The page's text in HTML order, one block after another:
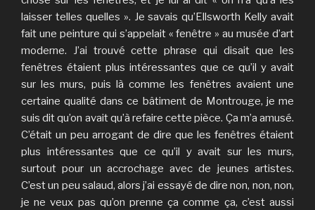
laisser telles quelles ». Je savais qu’Ellsworth Kelly avait
fait une peinture qui s’appelait « fenêtre » au musée d’art
moderne. J’ai trouvé cette phrase qui disait que les
fenêtres étaient plus intéressantes que ce qu’il y avait
sur les murs, puis là comme les fenêtres avaient une
certaine qualité dans ce bâtiment de Montrouge, je me
suis dit qu’on avait qu’à refaire cette pièce. Ça m’a amusé.
C’était un peu arrogant de dire que les fenêtres étaient
plus intéressantes que ce qu’il y avait sur les murs,
surtout pour un accrochage avec de jeunes artistes.
C’est un peu salaud, alors j’ai essayé de dire non, non, non,
je ne veux pas qu’on prenne ça comme ça, c’est aussi